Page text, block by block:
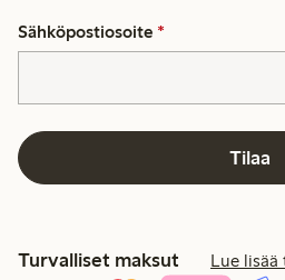
Sähköpostiosoite *
Tilaa
Turvalliset maksut Lue lisää